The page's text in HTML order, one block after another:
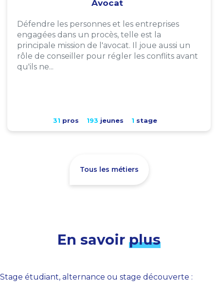
Avocat
Défendre les personnes et les entreprises
engagées dans un procès, telle est la
principale mission de l'avocat. Il joue aussi un
rôle de conseiller pour régler les conflits avant
qu'ils ne...
31 pros 193 jeunes 1 stage
Tous les métiers
En savoir plus
Stage étudiant, alternance ou stage découverte :